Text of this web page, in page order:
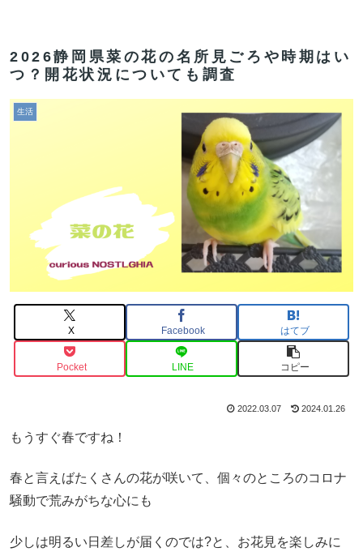
2026静岡県菜の花の名所見ごろや時期はい
つ？開花状況についても調査
生活
X Facebook はてブ
Pocket LINE コピー
2022.03.07 2024.01.26
もうすぐ春ですね！
春と言えばたくさんの花が咲いて、個々のところのコロナ
騒動で荒みがちな心にも
少しは明るい日差しが届くのでは?と、お花見を楽しみに